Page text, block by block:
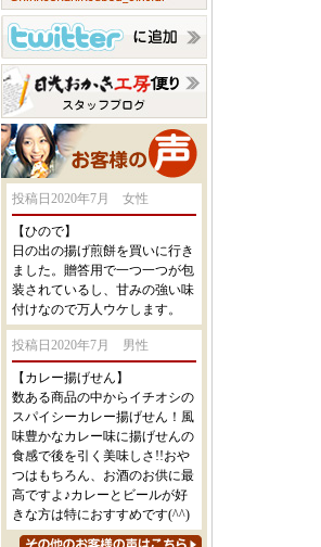
投稿日2020年7月 女性
【ひので】
日の出の揚げ煎餅を買いに行き
ました。贈答用で一つ一つが包
装されているし、甘みの強い味
付けなので万人ウケします。
投稿日2020年7月 男性
【カレー揚げせん】
数ある商品の中からイチオシの
スパイシーカレー揚げせん！風
味豊かなカレー味に揚げせんの
食感で後を引く美味しさ!!おや
つはもちろん、お酒のお供に最
高ですよ♪カレーとビールが好
きな方は特におすすめです(^^)